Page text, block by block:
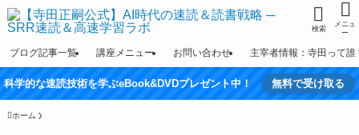
検索
メニュ
ー
ブログ記事一覧 講座メニュー お問い合わせ 主宰者情報：寺田って誰
科学的な速読技術を学ぶeBook&DVDプレゼント中！ 無料で受け取る
ホーム